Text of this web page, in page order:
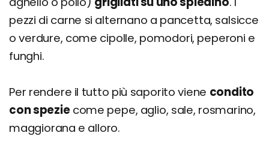
pezzi di carne si alternano a pancetta, salsicce
o verdure, come cipolle, pomodori, peperoni e
funghi.
Per rendere il tutto più saporito viene condito
con speziecome pepe, aglio, sale, rosmarino,
maggiorana e alloro.